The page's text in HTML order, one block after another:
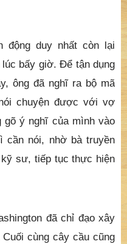
động duy nhất còn lại
bấy giờ. Để tận dụng
ông đã nghĩ ra bộ mã
chuyện được với vợ
gõ ý nghĩ của mình vào
cần nói, nhờ bà truyền
sư, tiếp tục thực hiện
đã chỉ đạo xây
cùng cây cầu cũng